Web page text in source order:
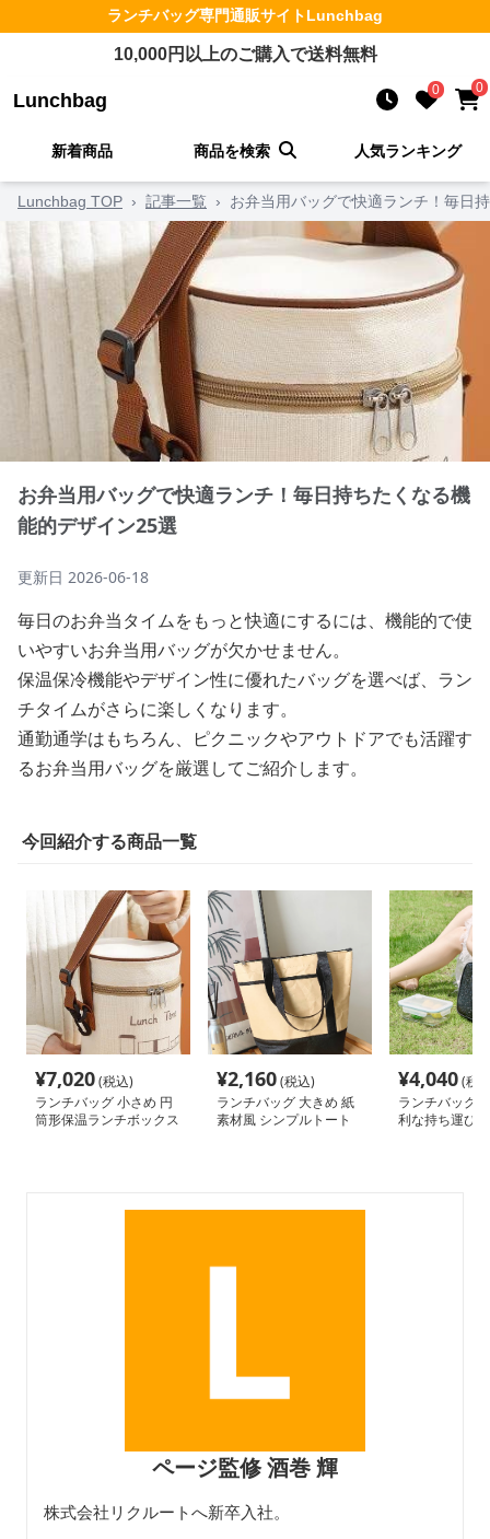
ランチバッグ専門通販サイトLunchbag
10,000円以上のご購入で送料無料
Lunchbag 0 0
新着商品 商品を検索 人気ランキング
Lunchbag TOP › 記事一覧 › お弁当用バッグで快適ランチ！毎日
お弁当用バッグで快適ランチ！毎日持ちたくなる機
能的デザイン25選
更新日 2026-06-18
毎日のお弁当タイムをもっと快適にするには、機能的で使
いやすいお弁当用バッグが欠かせません。
保温保冷機能やデザイン性に優れたバッグを選べば、ラン
チタイムがさらに楽しくなります。
通勤通学はもちろん、ピクニックやアウトドアでも活躍す
るお弁当用バッグを厳選してご紹介します。
今回紹介する商品一覧
¥7,020(税込)
ランチバッグ 小さめ 円
筒形保温ランチボックス
¥2,160(税込)
ランチバッグ 大きめ 紙
素材風 シンプルトート
¥4,040(税
ランチバッグ
利な持ち運び
ページ監修 酒巻 輝
株式会社リクルートへ新卒入社。